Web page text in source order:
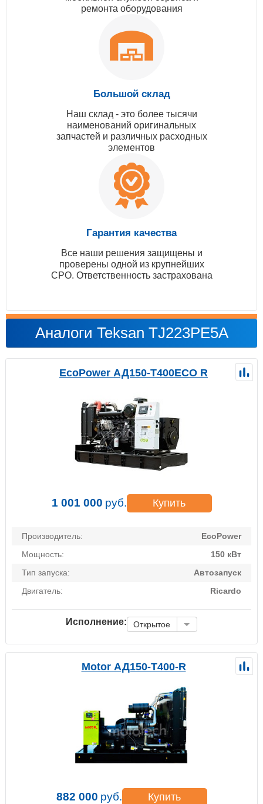
ремонта оборудования
Большой склад
Наш склад - это более тысячи
наименований оригинальных
запчастей и различных расходных
элементов
Гарантия качества
Все наши решения защищены и
проверены одной из крупнейших
СРО. Ответственность застрахована
Аналоги Teksan TJ223PE5A
EcoPower АД150-T400ECO R
1 001 000 руб. Купить
Производитель:
EcoPower
Мощность:
150 кВт
Тип запуска:
Автозапуск
Двигатель:
Ricardo
Исполнение: Открытое
Motor АД150-Т400-R
882 000 руб. Купить